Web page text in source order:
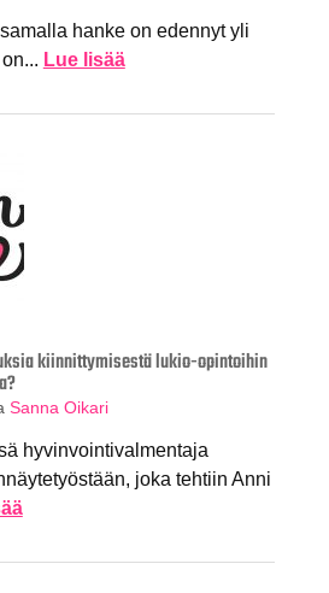
hanke on edennyt yli
Lue lisää
kiinnittymisestä lukio-opintoihin
Sanna Oikari
hyvinvointivalmentaja
joka tehtiin Anni